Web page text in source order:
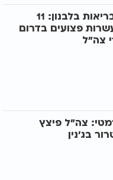
משרד הבריאות בלבנון: 11
פצועים בדרום
צה"ל
צה"ל פיצץ
בג'נין